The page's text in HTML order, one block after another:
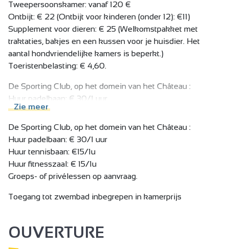
waaronder het gastronomische Le Chant de la Source, een
ware ode aan de lokale en creatieve keuken. Dit alles
bevindt zich in een privépark van 3 hectare, waar rust,
natuur en elegantie samenkomen voor een onvergetelijke
ervaring.
Tweepersoonskamer: vanaf 120 €
Ontbijt: € 22 (Ontbijt voor kinderen (onder 12): €11)
Supplement voor dieren: € 25 (Welkomstpakket met
traktaties, bakjes en een kussen voor je huisdier. Het
aantal hondvriendelijke kamers is beperkt.)
Toeristenbelasting: € 4,60.
De Sporting Club, op het domein van het Château :
Huur padelbaan: € 30/1 uur
Huur tennisbaan: €15/1u
Huur fitnesszaal: € 15/1u
Groeps- of privélessen op aanvraag.
Toegang tot zwembad inbegrepen in kamerprijs.
Belasting niet inbegrepen.
Zie meer
De Sporting Club, op het domein van het Château :
Huur padelbaan: € 30/1 uur
Huur tennisbaan: €15/1u
Huur fitnesszaal: € 15/1u
Groeps- of privélessen op aanvraag.
Toegang tot zwembad inbegrepen in kamerprijs
OUVERTURE